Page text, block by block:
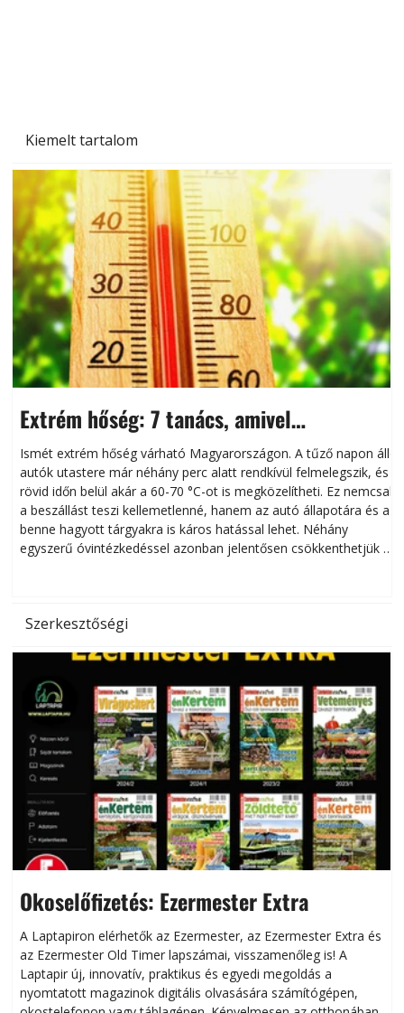
Kiemelt tartalom
Extrém hőség: 7 tanács, amivel
megóvhatjuk autónkat a nyári károktól
Ismét extrém hőség várható Magyarországon. A tűző napon álló
autók utastere már néhány perc alatt rendkívül felmelegszik, és
rövid időn belül akár a 60-70 °C-ot is megközelítheti. Ez nemcsak
a beszállást teszi kellemetlenné, hanem az autó állapotára és a
benne hagyott tárgyakra is káros hatással lehet. Néhány
egyszerű óvintézkedéssel azonban jelentősen csökkenthetjük a
Szerkesztőségi
Okoselőfizetés: Ezermester Extra
A Laptapiron elérhetők az Ezermester, az Ezermester Extra és
az Ezermester Old Timer lapszámai, visszamenőleg is! A
Laptapir új, innovatív, praktikus és egyedi megoldás a
nyomtatott magazinok digitális olvasására számítógépen,